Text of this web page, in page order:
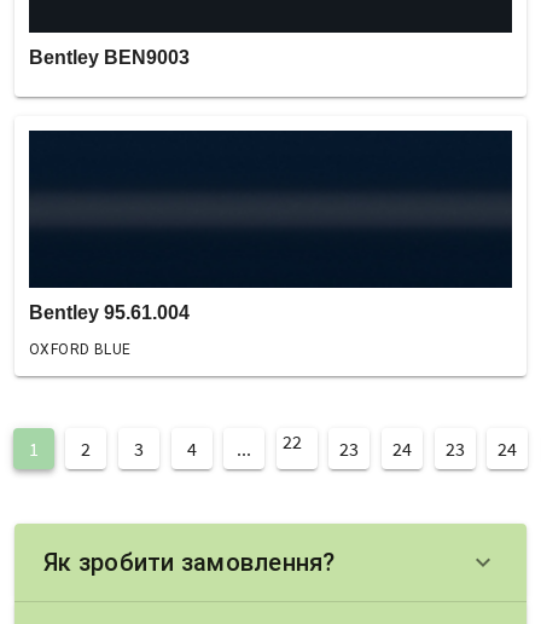
Bentley BEN9003
Bentley 95.61.004
OXFORD BLUE
1 2 3 4 ... 22 23 24 23 24
Як зробити замовлення? keyboard_arrow_down